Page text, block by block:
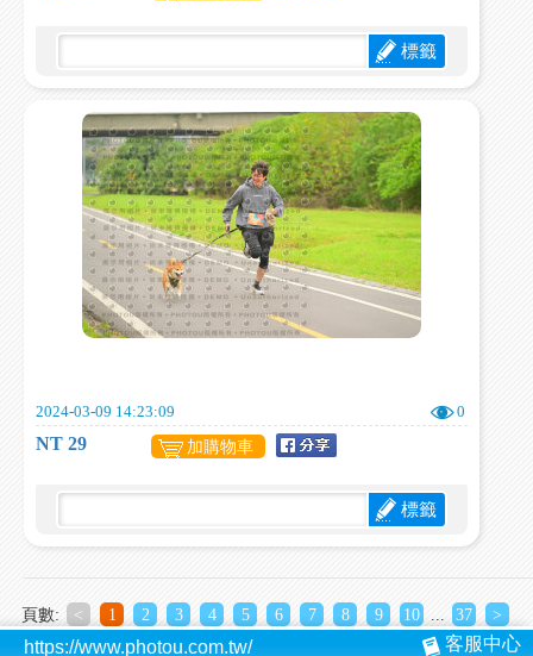
標籤
2024-03-09 14:23:09 0
NT 29 加購物車
標籤
頁數: < 1 2 3 4 5 6 7 8 9 10 37 >
https://www.photou.com.tw/ 客服中心